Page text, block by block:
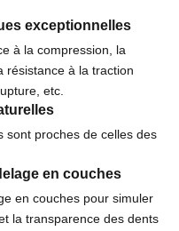
exceptionnelles
à la compression, la
résistance à la traction
etc.
sont proches de celles des
en couches
en couches pour simuler
la transparence des dents